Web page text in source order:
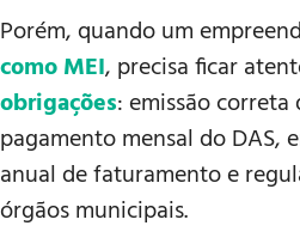
Porém, quando um
como MEI, precisa ficar
obrigações: emissão correta
pagamento mensal do DAS,
anual de faturamento e
órgãos municipais.